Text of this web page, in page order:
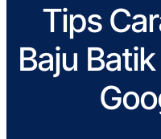
Tips
Baju